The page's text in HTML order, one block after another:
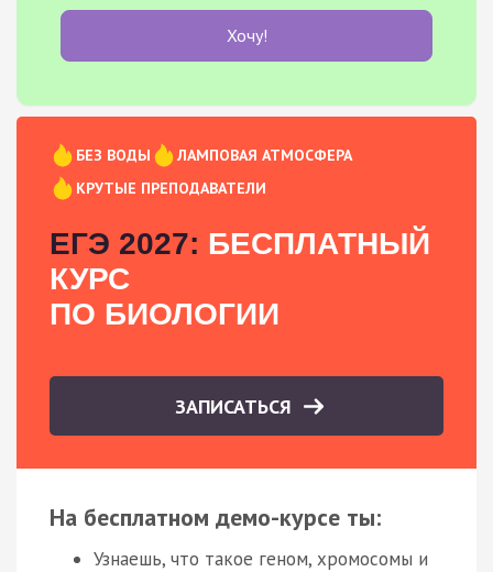
Хочу!
БЕЗ ВОДЫ
ЛАМПОВАЯ АТМОСФЕРА
КРУТЫЕ ПРЕПОДАВАТЕЛИ
ЕГЭ 2027: БЕСПЛАТНЫЙ
КУРС
ПО БИОЛОГИИ
ЗАПИСАТЬСЯ
На бесплатном демо-курсе ты:
Узнаешь, что такое геном, хромосомы и